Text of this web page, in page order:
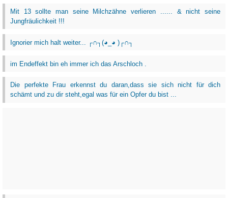
Mit 13 sollte man seine Milchzähne verlieren ...... & nicht seine
Jungfräulichkeit !!!
Ignorier mich halt weiter... ┌∩┐(◕_◕ )┌∩┐
im Endeffekt bin eh immer ich das Arschloch .
Die perfekte Frau erkennst du daran,dass sie sich nicht für dich
schämt und zu dir steht,egal was für ein Opfer du bist ...